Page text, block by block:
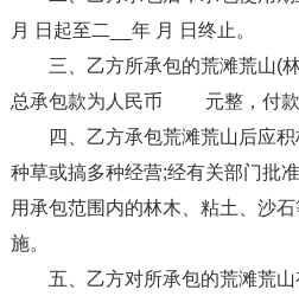
月 日起至二__年 月 日终止。
三、乙方所承包的荒滩荒山(
总承包款为人民币 元整，付款
四、乙方承包荒滩荒山后应
种草或搞多种经营;经有关部门批
用承包范围内的林木、粘土、沙
施。
五、乙方对所承包的荒滩荒